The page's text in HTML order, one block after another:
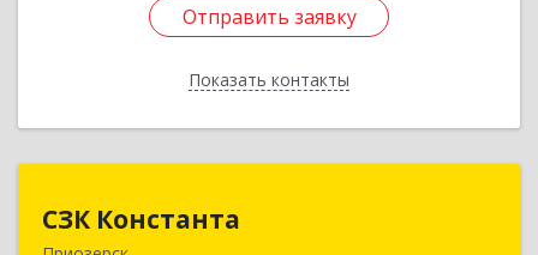
Отправить заявку
Показать контакты
Отправить заявку
Назад
СЗК Константа